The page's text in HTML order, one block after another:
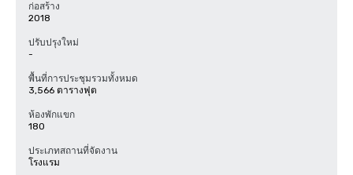
ก่อสร้าง
2018
ปรับปรุงใหม่
-
พื้นที่การประชุมรวมทั้งหมด
3,566 ตารางฟุต
ห้องพักแขก
180
ประเภทสถานที่จัดงาน
โรงแรม